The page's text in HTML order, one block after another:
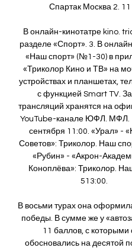
Спартак Москва 2. 11
В онлайн-кинотатре kino.
разделе «Спорт». 3. В
«Наш спорт» (№1-30) в
«Триколор Кино и ТВ» на
устройствах и планшетах,
с функцией Smart TV.
трансляций хранятся на
YouTube-канале ЮФЛ. МФЛ.
сентября 11:00. «Урал» -
Советов»: Триколор. Наш
«Рубин» - «Акрон-
Коноплёва»: Триколор.
513:00.
В восьми турах она
победы. В сумме же у
11 баллов, с которыми
обосновались на десятой